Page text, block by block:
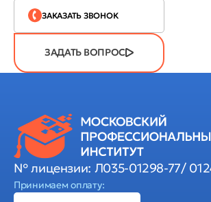
ЗАКАЗАТЬ ЗВОНОК
ЗАДАТЬ ВОПРОС
№ лицензии: Л035-01298-77/
Принимаем оплату: